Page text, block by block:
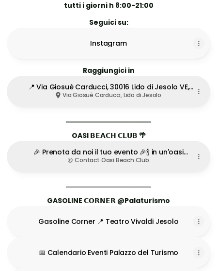
tutti i giorni h 8:00-21:00
Seguici su:
Instagram
Raggiungici in
📍 Via Giosuè Carducci, 30016 Lido di Jesolo VE,
Itally
Via Giosuè Carducci, Lido di Jesolo
OASI 𝗕𝗘𝗔𝗖𝗛 𝗖𝗟𝗨𝗕 🌴
🎉 Prenota da noi il tuo evento 🎉🍾 in un'oasi
frontemare
Contact·Oasi Beach Club
GASOLINE 𝗖𝗢𝗥𝗡𝗘𝗥 @Palaturismo
Gasoline Corner 📍 Teatro Vivaldi Jesolo
📅 Calendario Eventi Palazzo del Turismo